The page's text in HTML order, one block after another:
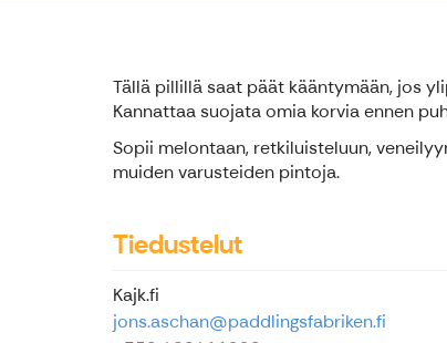
Tällä pillillä saat päät kääntymään, jos
Kannattaa suojata omia korvia ennen
Sopii melontaan, retkiluisteluun,
muiden varusteiden pintoja.
Tiedustelut
Kajk.fi
jons.aschan@paddlingsfabriken.fi